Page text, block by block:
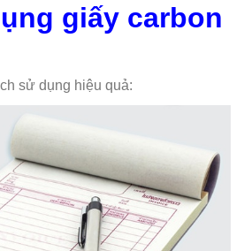
giấy carbon
sử dụng hiệu quả: